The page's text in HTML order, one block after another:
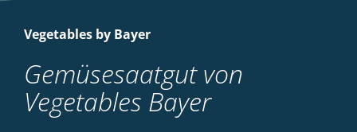
Vegetables by Bayer
Gemüsesaatgut von
Vegetables Bayer